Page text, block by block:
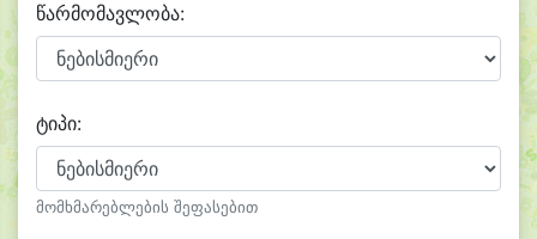
წარმომავლობა:
ტიპი:
მომხმარებლების შეფასებით